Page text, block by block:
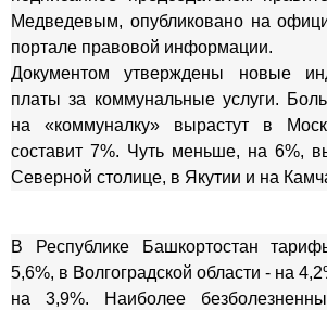
Медведевым, опубликовано на
портале правовой информации.
Документом утверждены новые
платы за коммунальные услуги.
на «коммуналку» вырастут в
составит 7%. Чуть меньше, на 6%,
Cеверной столице, в Якутии и на
В Республике Башкортостан
5,6%, в Волгоградской области - на
на 3,9%. Наиболее